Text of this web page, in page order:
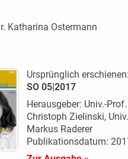
Katharina Ostermann
Ursprünglich erschienen:
SO 05|2017
Herausgeber: Univ.-Prof.
Christoph Zielinski,
Markus Raderer
Publikationsdatum: